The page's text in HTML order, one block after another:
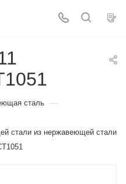
сталь —
стали из нержавеющей стали